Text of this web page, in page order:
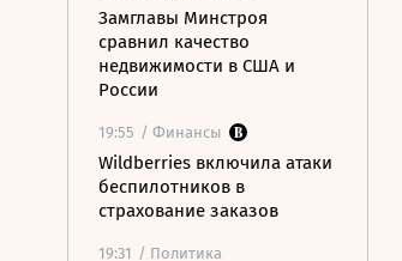
Замглавы Минстроя
сравнил качество
недвижимости в США и
России
19:55 / Финансы
Wildberries включила атаки
беспилотников в
страхование заказов
19:31 / Политика